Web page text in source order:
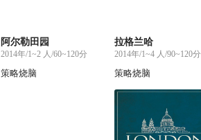
阿尔勒田园
2014年/1~2 人/60~120分
策略烧脑
拉格兰哈
2014年/1~4 人/90~120分
策略烧脑